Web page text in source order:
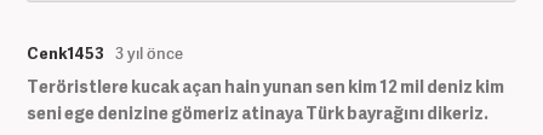
Cenk1453 3 yıl önce
Teröristlere kucak açan hain yunan sen kim 12 mil deniz kim
seni ege denizine gömeriz atinaya Türk bayrağını dikeriz.